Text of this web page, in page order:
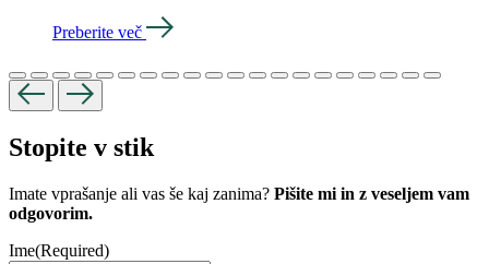
Preberite več
Stopite v stik
Imate vprašanje ali vas še kaj zanima? Pišite mi in z veseljem vam
odgovorim.
Ime(Required)